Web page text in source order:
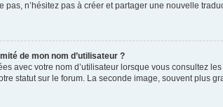
pas, n’hésitez pas à créer et partager une nouvelle
de mon nom d’utilisateur ?
avec votre nom d’utilisateur lorsque vous consultez
statut sur le forum. La seconde image, souvent plus